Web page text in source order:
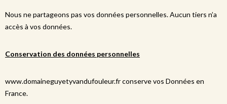
Nous ne partageons pas vos données personnelles. Aucun tiers n’a
accès à vos données.
Conservation des données personnelles
www.domaineguyetyvandufouleur.fr conserve vos Données en
France.